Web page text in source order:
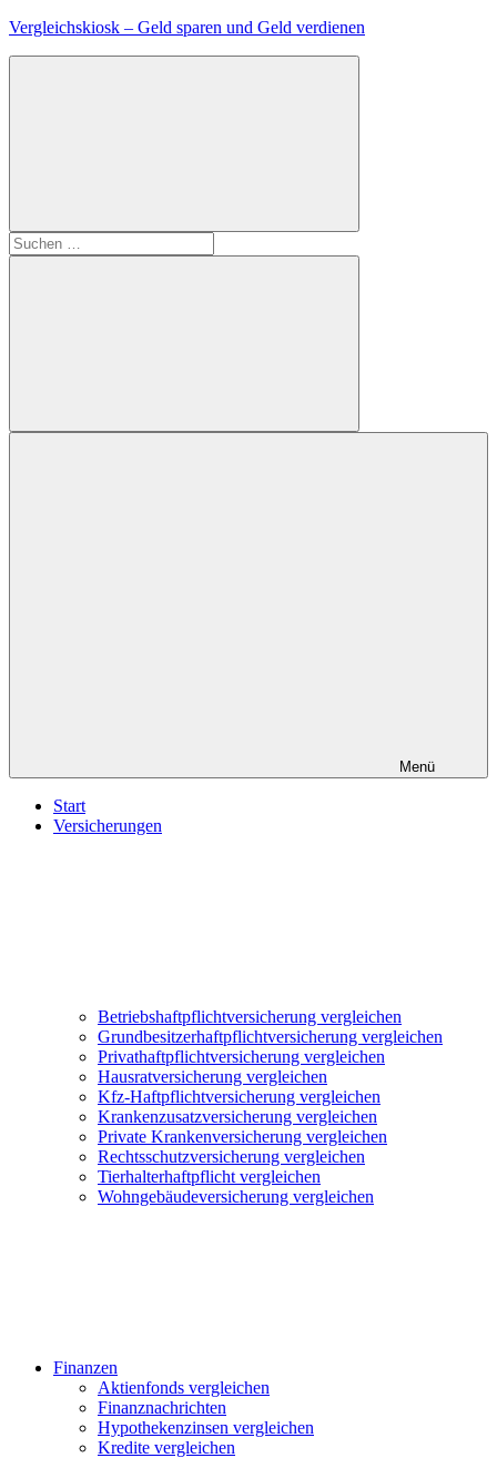
Zum
Vergleichskiosk – Geld sparen und Geld verdienen
Suchen
nach:
Suchen
Menü
Start
Versicherungen
Betriebshaftpflichtversicherung vergleichen
Grundbesitzerhaftpflichtversicherung vergleichen
Privathaftpflichtversicherung vergleichen
Hausratversicherung vergleichen
Kfz-Haftpflichtversicherung vergleichen
Krankenzusatzversicherung vergleichen
Private Krankenversicherung vergleichen
Rechtsschutzversicherung vergleichen
Tierhalterhaftpflicht vergleichen
Wohngebäudeversicherung vergleichen
Finanzen
Aktienfonds vergleichen
Finanznachrichten
Hypothekenzinsen vergleichen
Kredite vergleichen